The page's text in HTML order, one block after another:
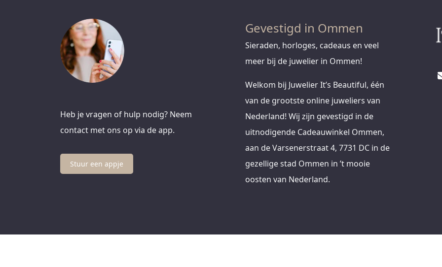
Heb je vragen of hulp nodig? Neem
contact met ons op via de app.
Stuur een appje
Gevestigd in Ommen
Sieraden, horloges, cadeaus en veel
meer bij de juwelier in Ommen!
Welkom bij Juwelier It’s Beautiful, één
van de grootste online juweliers van
Nederland! Wij zijn gevestigd in de
uitnodigende Cadeauwinkel Ommen,
aan de Varsenerstraat 4, 7731 DC in de
gezellige stad Ommen in ’t mooie
oosten van Nederland.